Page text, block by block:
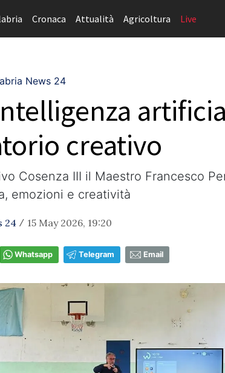
Cronaca Attualità Agricoltura Live
News 24
creativo
Cosenza III il Maestro Francesco
emozioni e creatività
24 / 15 May 2026, 19:20
Whatsapp Telegram Email